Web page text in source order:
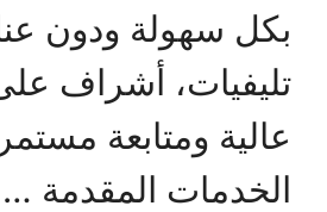
بكل سهولة ودون
تليفيات، أشراف
عالية ومتابعة
الخدمات المقدمة …